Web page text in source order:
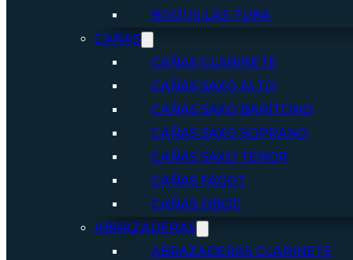
BOQUILLAS TUBA
CAÑAS
CAÑAS CLARINETE
CAÑAS SAXO ALTO
CAÑAS SAXO BARÍTONO
CAÑAS SAXO SOPRANO
CAÑAS SAXO TENOR
CAÑAS FAGOT
CAÑAS OBOE
ABRAZADERAS
ABRAZADERAS CLARINETE